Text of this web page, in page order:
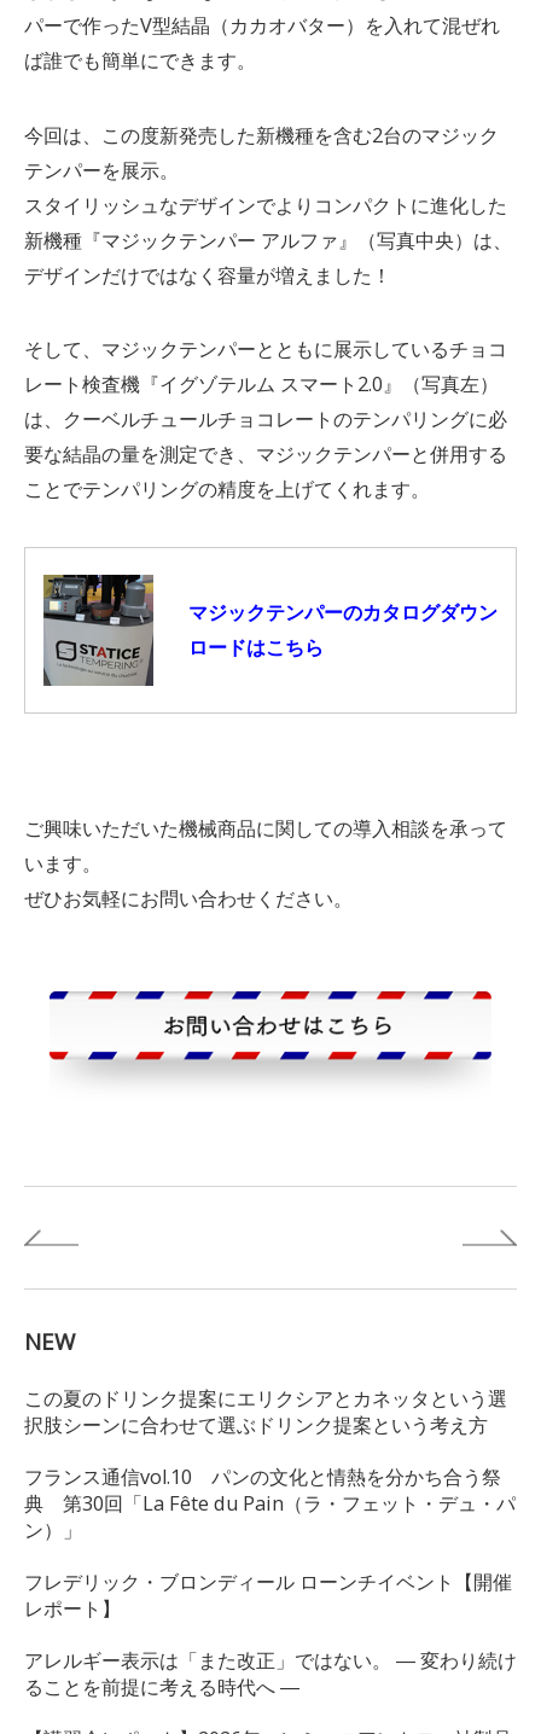
パーで作ったV型結晶（カカオバター）を入れて混ぜれ
ば誰でも簡単にできます。
今回は、この度新発売した新機種を含む2台のマジック
テンパーを展示。
スタイリッシュなデザインでよりコンパクトに進化した
新機種『マジックテンパー アルファ』（写真中央）は、
デザインだけではなく容量が増えました！
そして、マジックテンパーとともに展示しているチョコ
レート検査機『イグゾテルム スマート2.0』（写真左）
は、クーベルチュールチョコレートのテンパリングに必
要な結晶の量を測定でき、マジックテンパーと併用する
ことでテンパリングの精度を上げてくれます。
マジックテンパーのカタログダウン
ロードはこちら
ご興味いただいた機械商品に関しての導入相談を承って
います。
ぜひお気軽にお問い合わせください。
NEW
この夏のドリンク提案にエリクシアとカネッタという選
択肢シーンに合わせて選ぶドリンク提案という考え方
フランス通信vol.10 パンの文化と情熱を分かち合う祭
典 第30回「La Fête du Pain（ラ・フェット・デュ・パ
ン）」
フレデリック・ブロンディール ローンチイベント【開催
レポート】
アレルギー表示は「また改正」ではない。 ― 変わり続け
ることを前提に考える時代へ ―